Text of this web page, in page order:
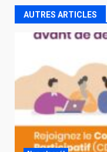
AUTRES ARTICLES